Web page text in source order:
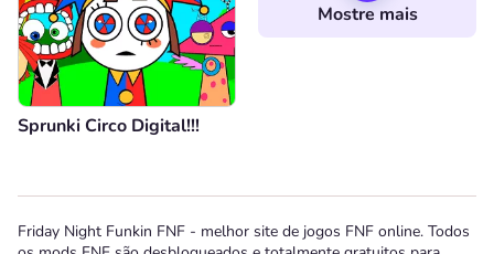
Sprunki Circo Digital!!!
Mostre mais
Friday Night Funkin FNF - melhor site de jogos FNF online. Todos